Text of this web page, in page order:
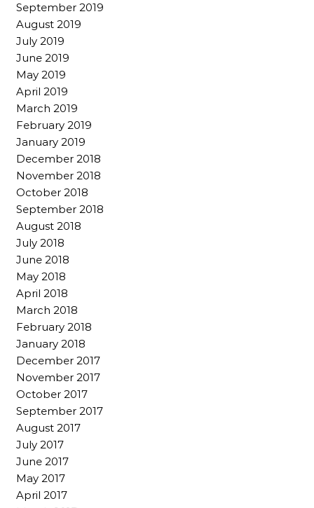
September 2019
August 2019
July 2019
June 2019
May 2019
April 2019
March 2019
February 2019
January 2019
December 2018
November 2018
October 2018
September 2018
August 2018
July 2018
June 2018
May 2018
April 2018
March 2018
February 2018
January 2018
December 2017
November 2017
October 2017
September 2017
August 2017
July 2017
June 2017
May 2017
April 2017